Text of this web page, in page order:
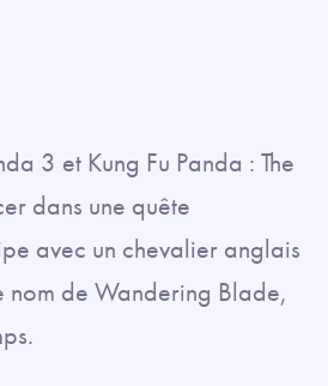
3 et Kung Fu Panda : The
dans une quête
avec un chevalier anglais
nom de Wandering Blade,